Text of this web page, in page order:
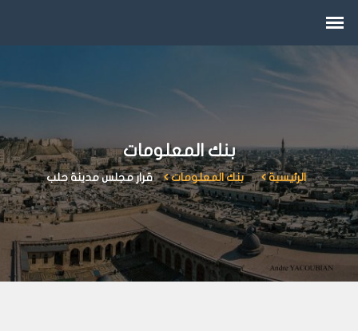
بنك المعلومات
الرئيسية بنك المعلومات قرار مجلس مدينة حلب